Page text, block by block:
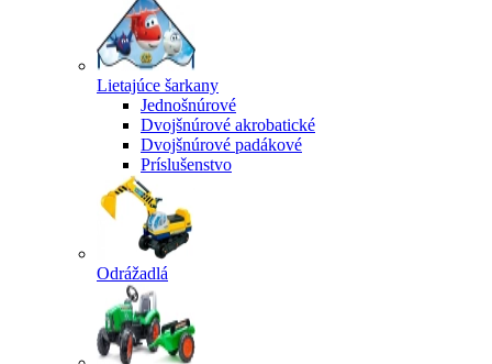
Lietajúce šarkany
Jednošnúrové
Dvojšnúrové akrobatické
Dvojšnúrové padákové
Príslušenstvo
Odrážadlá